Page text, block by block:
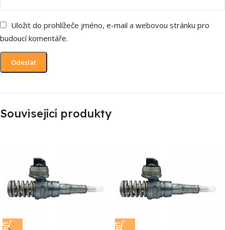
Uložit do prohlížeče jméno, e-mail a webovou stránku pro
budoucí komentáře.
Související produkty